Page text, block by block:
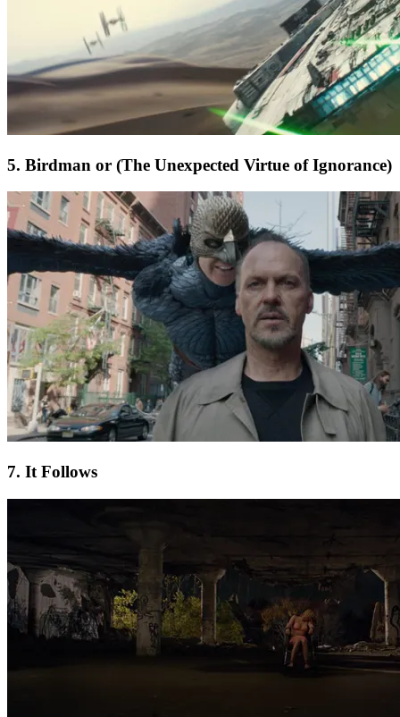
5. Birdman or (The Unexpected Virtue of Ignorance)
7. It Follows